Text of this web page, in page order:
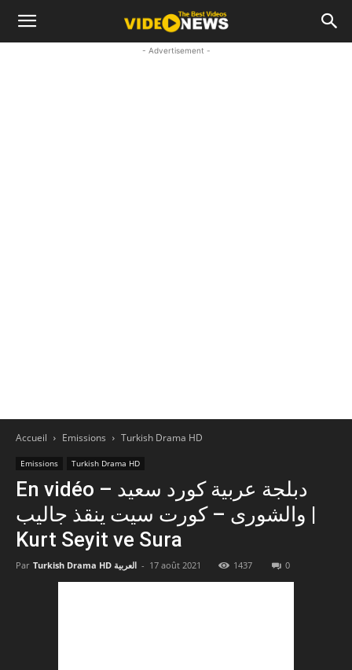
- Advertisement -
Accueil Emissions Turkish Drama HD
Emissions Turkish Drama HD
En vidéo – دبلجة عربية كورد سعيد
والشورى – كورت سيت ينقذ جاليب |
Kurt Seyit ve Sura
Par Turkish Drama HD العربية - 17 août 2021 1437 0